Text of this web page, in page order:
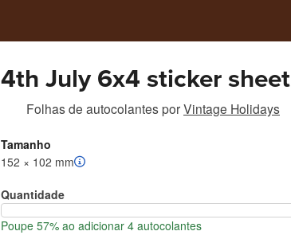
4th July 6x4 sticker sheet
Folhas de autocolantesporVintage Holidays
Tamanho
152 × 102 mm
Quantidade
Poupe 57% ao adicionar 4 autocolantes